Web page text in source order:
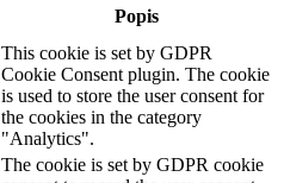
Popis
This cookie is set by GDPR
Cookie Consent plugin. The cookie
is used to store the user consent for
the cookies in the category
"Analytics".
The cookie is set by GDPR cookie